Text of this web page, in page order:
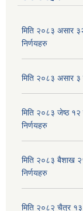
मिति २०८३ असार
निर्णयहरु
मिति २०८३ असार ३
मिति २०८३ जेष्ठ १२
निर्णयहरु
मिति २०८३ बैशाख
निर्णयहरु
मिति २०८२ चैत्र